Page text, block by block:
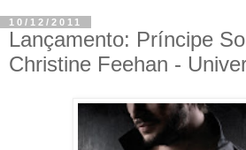
10/12/2011
Lançamento: Príncipe
Christine Feehan -